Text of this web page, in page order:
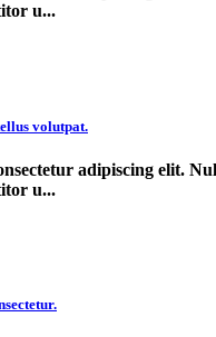
u...
volutpat.
adipiscing elit.
u...